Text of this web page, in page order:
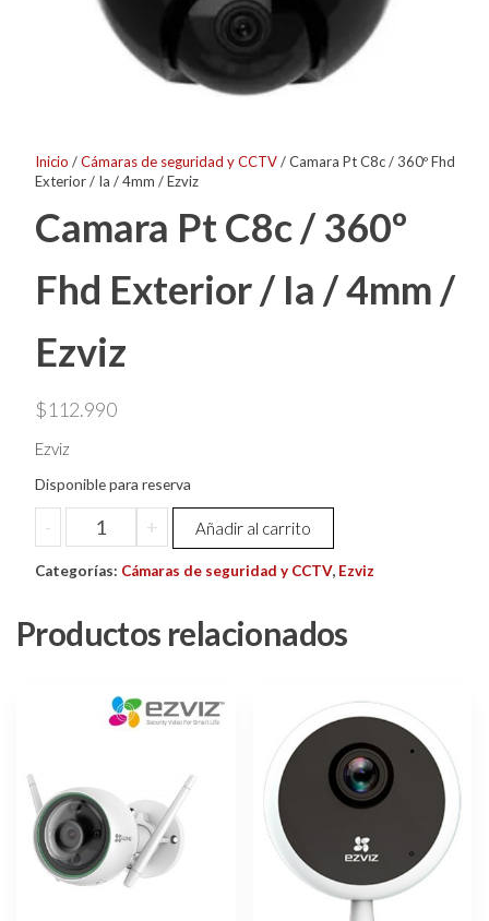
Inicio /Cámaras de seguridad y CCTV/ Camara Pt C8c / 360º Fhd
Exterior / Ia / 4mm / Ezviz
Camara Pt C8c / 360º
Fhd Exterior / Ia / 4mm /
Ezviz
$112.990
Ezviz
Disponible para reserva
-
Camara
Pt
C8c
360º
Fhd
/
Ezviz
cantidad
+ Añadir al carrito
Categorías: Cámaras de seguridad y CCTV, Ezviz
Productos relacionados